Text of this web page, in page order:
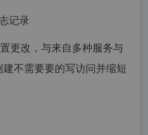
记录
更改，与来自多种服务与
不需要要的写访问并缩短